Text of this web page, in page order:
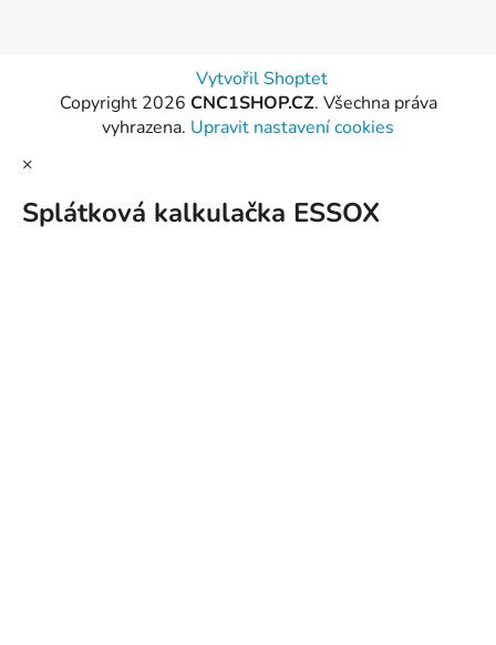
Vytvořil Shoptet
Copyright 2026 CNC1SHOP.CZ. Všechna práva
vyhrazena. Upravit nastavení cookies
×
Splátková kalkulačka ESSOX